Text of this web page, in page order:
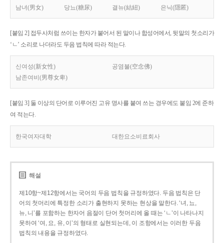
남녀(男女) 당뇨(糖尿) 결뉴(結紐) 은닉(隱匿)
[붙임 2] 접두사처럼 쓰이는 한자가 붙어서 된 말이나 합성어에서, 뒷말의 첫소리가
‘ㄴ’ 소리로 나더라도 두음 법칙에 따라 적는다.
신여성(新女性)
공염불(空念佛)
남존여비(男尊女卑)
[붙임 3] 둘 이상의 단어로 이루어진 고유 명사를 붙여 쓰는 경우에도 붙임 2에 준하
여 적는다.
한국여자대학 대한요소비료회사
해설
제10항~제12항에서는 국어의 두음 법칙을 규정하였다. 두음 법칙은 단
어의 첫머리에 특정한 소리가 출현하지 못하는 현상을 말한다. ‘녀, 뇨,
뉴, 니’를 포함하는 한자어 음절이 단어 첫머리에 올 때는 ‘ㄴ’이 나타나지
못하여 ‘여, 요, 유, 이’의 형태로 실현되는데, 이 조항에서는 이러한 두음
법칙의 내용을 규정하였다.